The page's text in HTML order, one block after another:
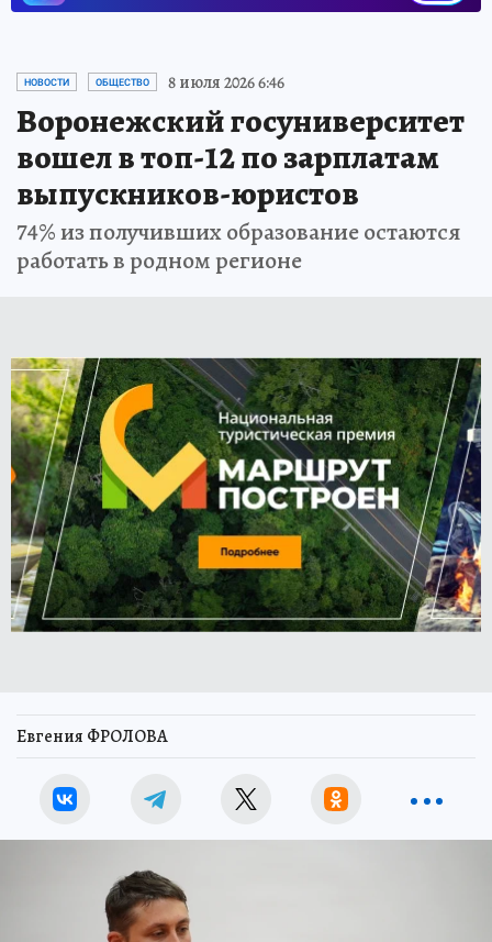
НОВОСТИ ОБЩЕСТВО 8 июля 2026 6:46
Воронежский госуниверситет
вошел в топ-12 по зарплатам
выпускников-юристов
74% из получивших образование остаются
работать в родном регионе
Евгения ФРОЛОВА